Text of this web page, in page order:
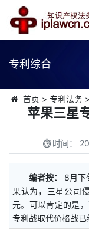
专利综合
首页 > 专利法务>
苹果三星
时间：
编者按：
8月下
果认为，三星公司
元。可以肯定的是
专利战取代价格战已